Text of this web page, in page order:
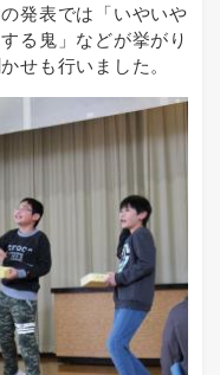
発表では「いやいや
る鬼」などが挙がり
せも行いました。